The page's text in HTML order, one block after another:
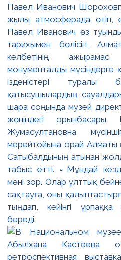
Павел Иванович
жылы атмосферада өтіп,
Павел Иванович өз
тарихымен бөлісіп,
келбетінің ажырамас
монументалды
ізденістері туралы
қатысушылардың
шара соңында музей
жөніндегі орынбасары
Жумасултановна
мерейтойына орай Алматы
Сатыбалдының атынан
табыс етті. ▫️Мұндай
мәні зор. Олар ұлттық
сақтауға, оны
тыңдап, кейінгі ұрпаққа
береді.